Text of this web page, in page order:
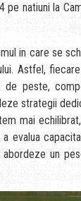
pe natiuni la
in care se
Astfel,
de peste,
strategii
mai
evalua
abordeze un